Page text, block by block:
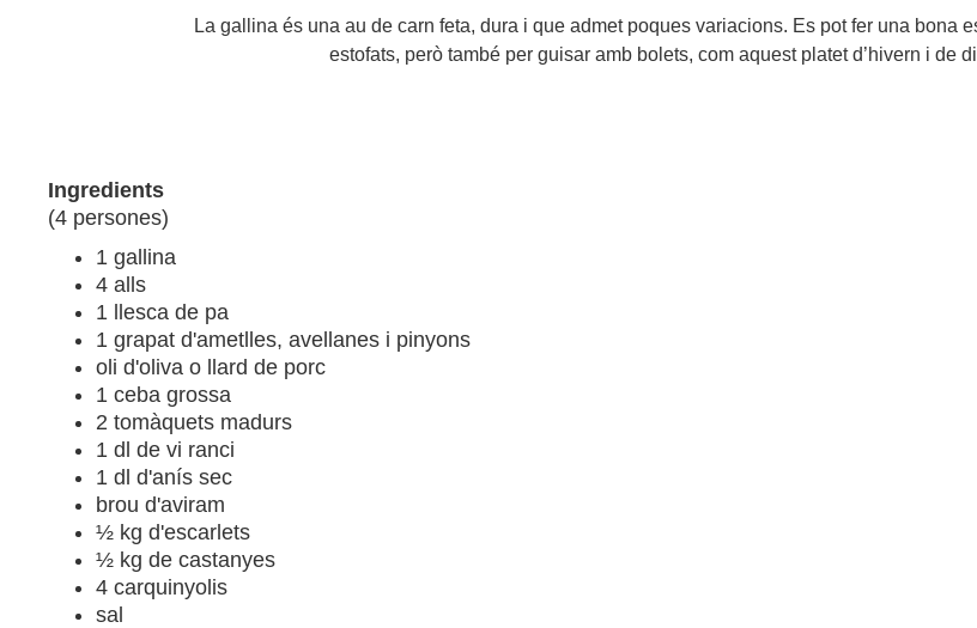
La gallina és una au de carn feta, dura i que admet poques variacions. Es pot fer una bona
estofats, però també per guisar amb bolets, com aquest platet d’hivern i de
Ingredients
(4 persones)
1 gallina
4 alls
1 llesca de pa
1 grapat d'ametlles, avellanes i pinyons
oli d'oliva o llard de porc
1 ceba grossa
2 tomàquets madurs
1 dl de vi ranci
1 dl d'anís sec
brou d'aviram
½ kg d'escarlets
½ kg de castanyes
4 carquinyolis
sal